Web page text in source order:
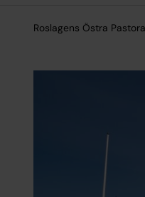
Roslagens Östra